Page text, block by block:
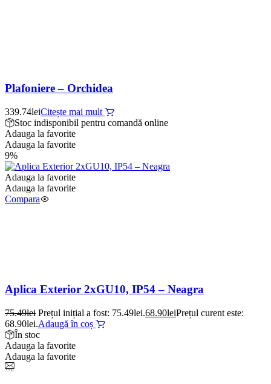
Plafoniere – Orchidea
339.74leiCitește mai mult
Stoc indisponibil pentru comandă online
Adauga la favorite
Adauga la favorite
9%
Adauga la favorite
Adauga la favorite
Compara
Aplica Exterior 2xGU10, IP54 – Neagra
75.49lei Prețul inițial a fost: 75.49lei.68.90leiPrețul curent este:
68.90lei.Adaugă în coș
În stoc
Adauga la favorite
Adauga la favorite